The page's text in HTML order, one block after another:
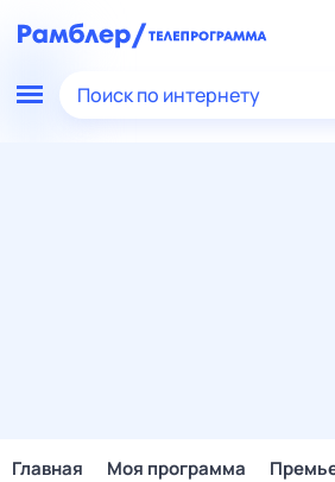
Поиск по интернету
Главная Моя программа